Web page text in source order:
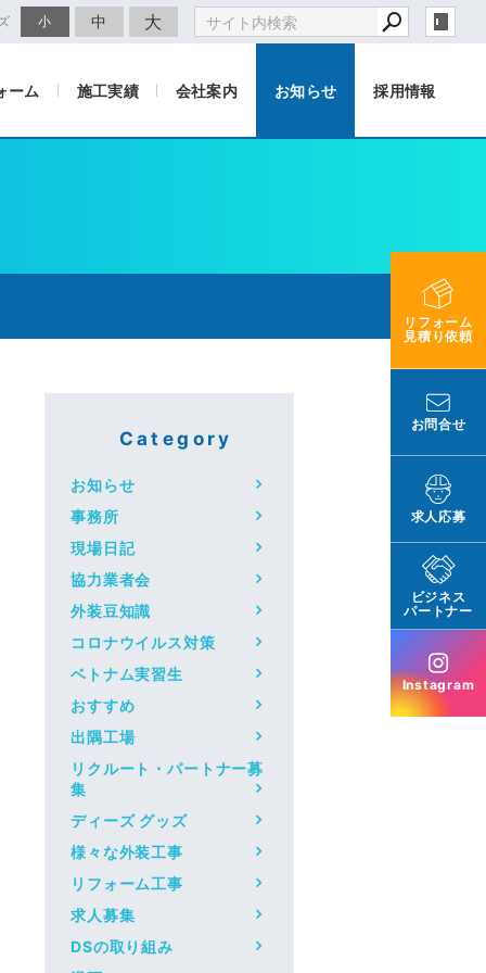
小 中 大
ーム 施工実績 会社案内 お知らせ 採用情報
リフォーム
見積り依頼
お問合せ
求人応募
ビジネス
パートナー
Instagram
Category
お知らせ
事務所
現場日記
協力業者会
外装豆知識
コロナウイルス対策
ベトナム実習生
おすすめ
出隅工場
リクルート・パートナー募
集
ディーズ グッズ
様々な外装工事
リフォーム工事
求人募集
DSの取り組み